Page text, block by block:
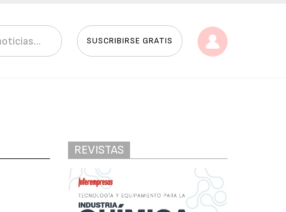
SUSCRIBIRSE GRATIS
REVISTAS